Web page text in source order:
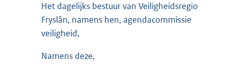
Het dagelijks bestuur van Veiligheidsregio
Fryslân, namens hen, agendacommissie
veiligheid,
Namens deze,